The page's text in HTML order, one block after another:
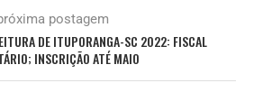
postagem
DE ITUPORANGA-SC 2022: FISCAL
INSCRIÇÃO ATÉ MAIO